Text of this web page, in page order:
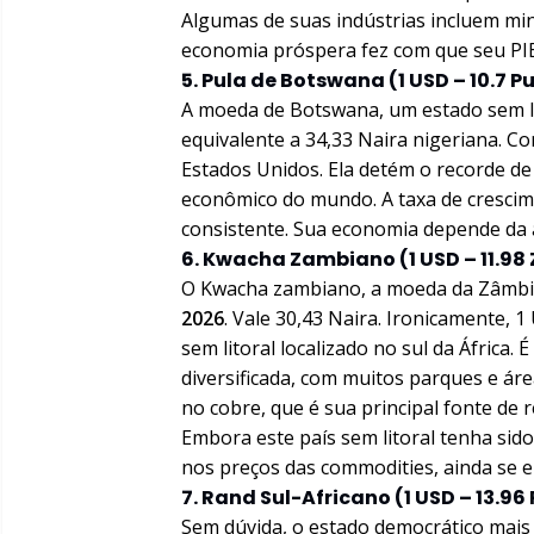
Algumas de suas indústrias incluem
economia próspera fez com que seu
5. Pula de Botswana (1 USD – 10.7
A moeda de Botswana, um estado
equivalente a 34,33 Naira nigeriana.
Estados Unidos. Ela detém o recorde
econômico do mundo. A taxa de
consistente. Sua economia depende
6. Kwacha Zambiano (1 USD – 11.98
O Kwacha zambiano, a moeda da
2026. Vale 30,43 Naira. Ironicamente,
sem litoral localizado no sul da África.
diversificada, com muitos parques e
no cobre, que é sua principal fonte de
Embora este país sem litoral tenha
nos preços das commodities, ainda se
7. Rand Sul-Africano (1 USD –
Sem dúvida, o estado democrático